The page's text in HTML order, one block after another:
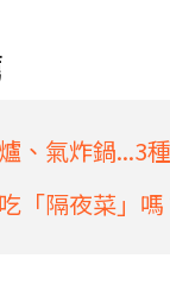
、氣炸鍋...3
「隔夜菜」